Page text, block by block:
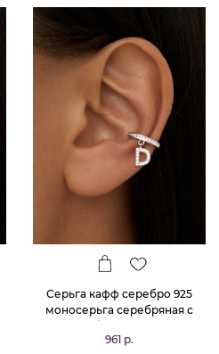
Серьга кафф серебро 925
моносерьга серебряная с
961 р.